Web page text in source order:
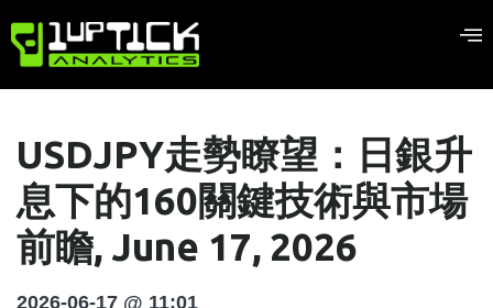
USDJPY走勢瞭望：日銀升
息下的160關鍵技術與市場
前瞻, June 17, 2026
2026-06-17 @ 11:01